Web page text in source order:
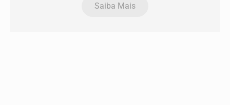
Saiba Mais